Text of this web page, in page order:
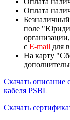
Оплата
поле
с Е-mail для
На карту
Скачать описание
кабеля PSBL
Скачать